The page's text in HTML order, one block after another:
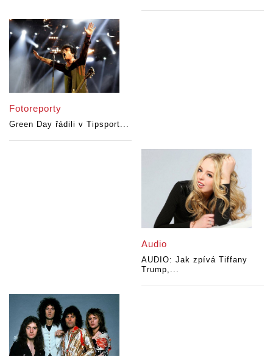
Fotoreporty
Green Day řádili v Tipsport...
Audio
AUDIO: Jak zpívá Tiffany
Trump,...